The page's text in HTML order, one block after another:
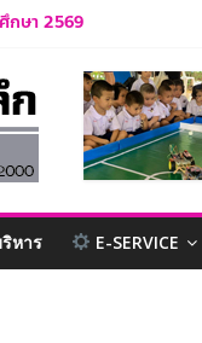
กษา 2569
ะบุคลากร ปีการศึกษา 2569
กเรียน ปีการศึกษา 2569
1 ปีการศึกษา 2570
หาร E-SERVICE